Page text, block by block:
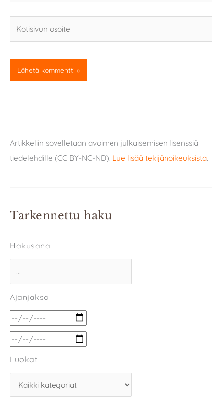
osoite
Artikkeliin sovelletaan avoimen julkaisemisen lisenssiä
tiedelehdille (CC BY-NC-ND). Lue lisää tekijänoikeuksista.
Tarkennettu haku
Hakusana
Ajanjakso
Luokat